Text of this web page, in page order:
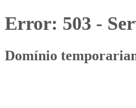
Error: 503 -
Domínio